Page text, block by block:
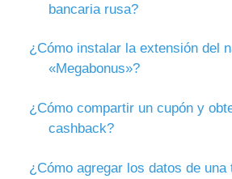
bancaria rusa?
¿Cómo instalar la extensión del
«Megabonus»?
¿Cómo compartir un cupón y
cashback?
¿Cómo agregar los datos de una